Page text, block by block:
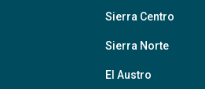
Sierra Centro
Sierra Norte
El Austro